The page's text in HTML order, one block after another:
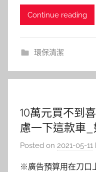
Continue reading
環保清潔
10萬元買不到
慮一下這款車
Posted on 2021-05-11
※廣告預算用在刀口